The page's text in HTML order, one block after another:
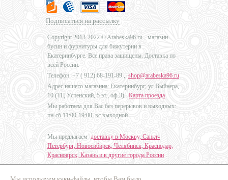
Подписаться на рассылку
Copyright 2013-2022 © Arabeska96.ru - магазин
бусин и фурнитуры для бижутерии в
Екатеринбурге. Все права защищены. Доставка по
всей России.
Телефон: +7 ( 912) 68-191-89 , shop@arabeska96.ru
Адрес нашего магазина: Екатеринбург, ул.Выйнера,
10 (ТЦ Успенский, 5 эт., оф.3). Карта проезда
Мы работаем для Вас без перерывов и выходных:
пн-сб 11:00-19:00, вс выходной
Мы предлагаем доставку в Москву, Санкт-
Петербург, Новосибирск, Челябинск, Краснодар,
Красноярск, Казань и в другие города России .